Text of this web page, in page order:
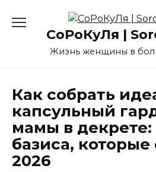
содержаниюСоРоКуЛя |
Жизнь женщины в
Как собрать
капсульный
мамы в
базиса, которые
2026